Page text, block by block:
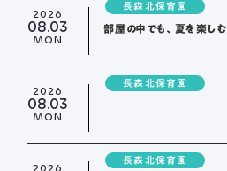
2026
08.03
MON
長森北保育園
部屋の中でも、夏を楽しむ
2026
08.03
MON
長森北保育園
長森北保育園